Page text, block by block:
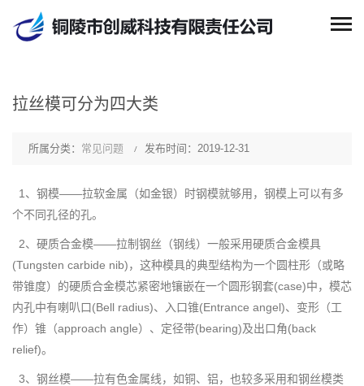
拉丝模可分为四大类
所属分类： 常见问题 发布时间：2019-12-31
1、钢模——拉软金属（如金银）时钢模就够用，钢模上可以有多
个不同孔径的孔。
2、硬质合金模——拉制钢丝（钢线）一般采用硬质合金模具
(Tungsten carbide nib)，这种模具的典型结构为一个圆柱形（或略
带锥度）的硬质合金模芯紧密地镶嵌在一个圆形钢套(case)中，模芯
内孔中有喇叭口(Bell radius)、入口锥(Entrance angel)、变形（工
作）锥（approach angle）、定径带(bearing)及出口角(back
relief)。
3、钢丝模——拉有色金属线，如铜、铝，也较多采用和钢丝模类